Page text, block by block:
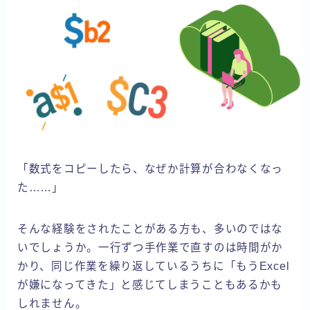
OneNote
「数式をコピーしたら、なぜか計算が合わなくなっ
た……」
そんな経験をされたことがある方も、多いのではな
いでしょうか。一行ずつ手作業で直すのは時間がか
かり、同じ作業を繰り返しているうちに「もうExcel
が嫌になってきた」と感じてしまうこともあるかも
しれません。